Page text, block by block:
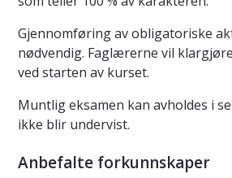
Gjennomføring av obligatoriske
nødvendig. Faglærerne vil
ved starten av kurset.
Muntlig eksamen kan avholdes i
ikke blir undervist.
Anbefalte forkunnskaper